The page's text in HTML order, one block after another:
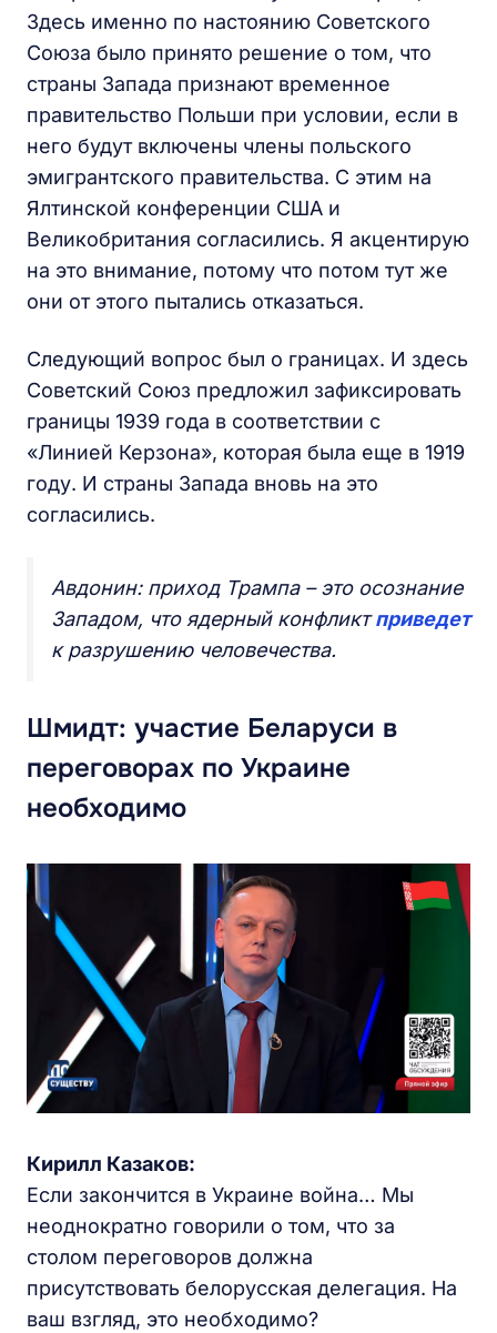
Здесь именно по настоянию Советского
Союза было принято решение о том, что
страны Запада признают временное
правительство Польши при условии, если в
него будут включены члены польского
эмигрантского правительства. С этим на
Ялтинской конференции США и
Великобритания согласились. Я акцентирую
на это внимание, потому что потом тут же
они от этого пытались отказаться.
Следующий вопрос был о границах. И здесь
Советский Союз предложил зафиксировать
границы 1939 года в соответствии с
«Линией Керзона», которая была еще в 1919
году. И страны Запада вновь на это
согласились.
Авдонин: приход Трампа – это осознание
Западом, что ядерный конфликтприведет
к разрушению человечества.
Шмидт: участие Беларуси в
переговорах по Украине
необходимо
Кирилл Казаков:
Если закончится в Украине война… Мы
неоднократно говорили о том, что за
столом переговоров должна
присутствовать белорусская делегация. На
ваш взгляд, это необходимо?